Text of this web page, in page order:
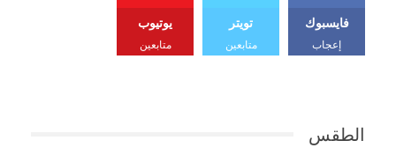
فايسبوك
إعجاب
تويتر
متابعين
يوتيوب
متابعين
الطقس